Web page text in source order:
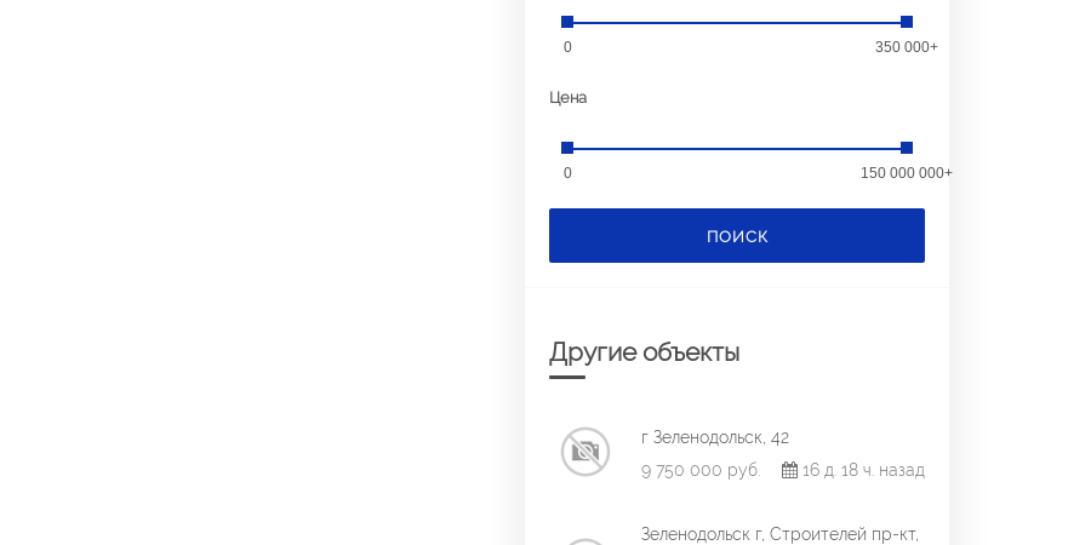
0 350 000+
Цена
0 150 000 000+
ПОИСК
Другие объекты
г Зеленодольск, 42
9 750 000 руб.
16 д. 18 ч. назад
Зеленодольск г, Строителей пр-кт,